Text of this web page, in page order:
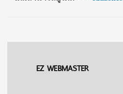
EZ WEBMASTER